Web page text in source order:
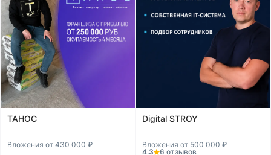
ТАНОС
Вложения от 430 000 ₽
Digital STROY
Вложения от 500 000 ₽
4.3
6 отзывов